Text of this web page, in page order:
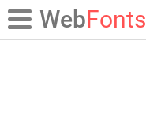
WebFonts